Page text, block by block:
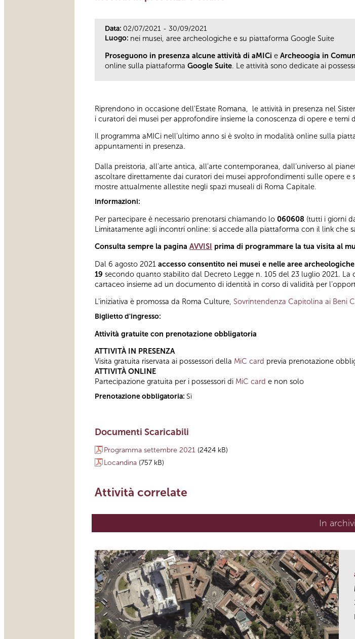
Data: 02/07/2021 - 30/09/2021
Luogo: nei musei, aree archeologiche e su piattaforma Google Suite
Proseguono in presenza alcune attività di aMICi e Archeoogia in
online sulla piattaforma Google Suite. Le attività sono dedicate ai
Riprendono in occasione dell'Estate Romana, le attività in presenza nel
i curatori dei musei per approfondire insieme la conoscenza di opere e temi
Il programma aMICi nell’ultimo anno si è svolto in modalità online sulla
appuntamenti in presenza.
Dalla preistoria, all’arte antica, all’arte contemporanea, dall’universo al
ascoltare direttamente dai curatori dei musei approfondimenti sulle opere
mostre attualmente allestite negli spazi museali di Roma Capitale.
Informazioni:
Per partecipare è necessario prenotarsi chiamando lo 060608 (tutti i giorni
Limitatamente agli incontri online: si accede alla piattaforma con il link che
Consulta sempre la pagina AVVISI prima di programmare la tua visita al
Dal 6 agosto 2021 accesso consentito nei musei e nelle aree
19 secondo quanto stabilito dal Decreto Legge n. 105 del 23 luglio 2021.
cartaceo insieme ad un documento di identità in corso di validità per
L’iniziativa è promossa da Roma Culture, Sovrintendenza Capitolina ai Beni
Biglietto d'ingresso:
Attività gratuite con prenotazione obbligatoria
ATTIVITÀ IN PRESENZA
Visita gratuita riservata ai possessori della MiC card previa prenotazione
ATTIVITÀ ONLINE
Partecipazione gratuita per i possessori di MiC card e non solo
Prenotazione obbligatoria: Sì
Documenti Scaricabili
Programma settembre 2021 (2424 kB)
Locandina (757 kB)
Attività correlate
In